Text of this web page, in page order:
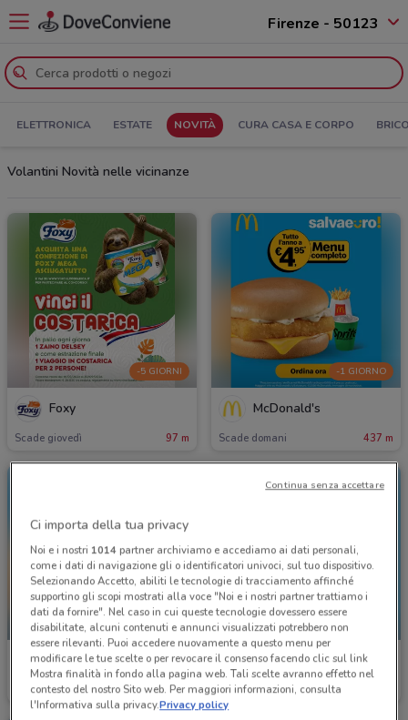
Firenze - 50123
ELETTRONICA ESTATE NOVITÀ CURA CASA E CORPO
Volantini Novità nelle vicinanze
-5 GIORNI
Foxy
Scade giovedì 97 m
-1 GIORNO
McDonald's
Scade domani 437 m
-1 GIORNO
McDonald's
Scade domani 437 m
-1 GIORNO
McDonald's
Scade domani
Ci importa della tua privacy
Noi e i nostri 1014partner archiviamo e accediamo ai dati personali,
come i dati di navigazione gli o identificatori univoci, sul tuo dispositivo.
Selezionando Accetto, abiliti le tecnologie di tracciamento affinché
supportino gli scopi mostrati alla voce "Noi e i nostri partner trattiamo i
dati da fornire". Nel caso in cui queste tecnologie dovessero essere
disabilitate, alcuni contenuti e annunci visualizzati potrebbero non
essere rilevanti. Puoi accedere nuovamente a questo menu per
modificare le tue scelte o per revocare il consenso facendo clic sul link
Mostra finalità in fondo alla pagina web. Tali scelte avranno effetto nel
contesto del nostro Sito web. Per maggiori informazioni, consulta
l'Informativa sulla privacy.Privacy policy
Continua senza accettare